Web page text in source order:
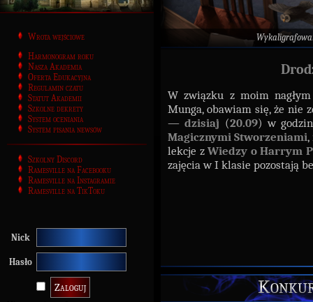
Wrota wejściowe
Harmonogram roku
Nasza Akademia
Oferta Edukacyjna
Regulamin czatu
Statut Akademii
Szkolne dekrety
System oceniania
System pisania newsów
Szkolny Discord
Ramesville na Facebooku
Ramesville na Instagramie
Ramesville na TikToku
Nick
Hasło
W związku z moim
Munga, obawiam się, że nie
—dzisiaj (20.09) w
Magicznymi Stworzeniami
lekcje zWiedzy o Harrym
zajęcia w I klasie pozostają